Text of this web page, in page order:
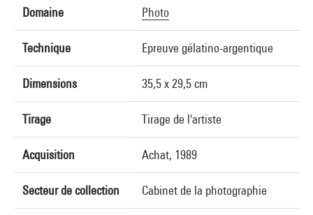
Domaine Photo
Technique Epreuve gélatino-argentique
Dimensions 35,5 x 29,5 cm
Tirage Tirage de l'artiste
Acquisition Achat, 1989
Secteur de collection Cabinet de la photographie